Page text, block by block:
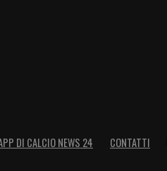
DI CALCIO NEWS 24 CONTATTI